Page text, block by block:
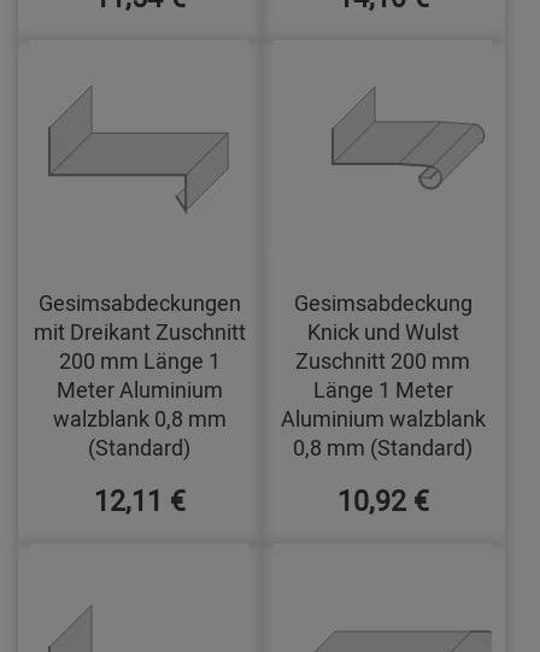
Gesimsabdeckungen
mit Dreikant Zuschnitt
200 mm Länge 1
Meter Aluminium
walzblank 0,8 mm
(Standard)
12,11 €
Gesimsabdeckung
Knick und Wulst
Zuschnitt 200 mm
Länge 1 Meter
Aluminium walzblank
0,8 mm (Standard)
10,92 €